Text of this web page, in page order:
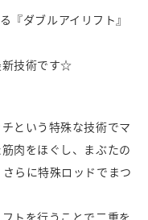
『ダブルアイリフト』
新技術です☆
という特殊な技術でマ
肉をほぐし、まぶたの
らに特殊ロッドでまつ